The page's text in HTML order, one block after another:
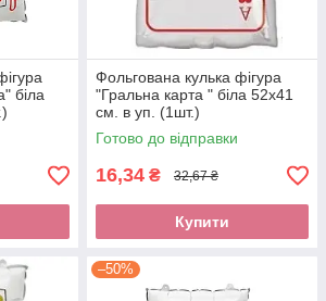
біла
Фольгована кулька фігура
"Гральна карта " біла 52х41
см. в уп. (1шт.)
Готово до відправки
16,34 ₴ 32,67 ₴
Купити
–50%